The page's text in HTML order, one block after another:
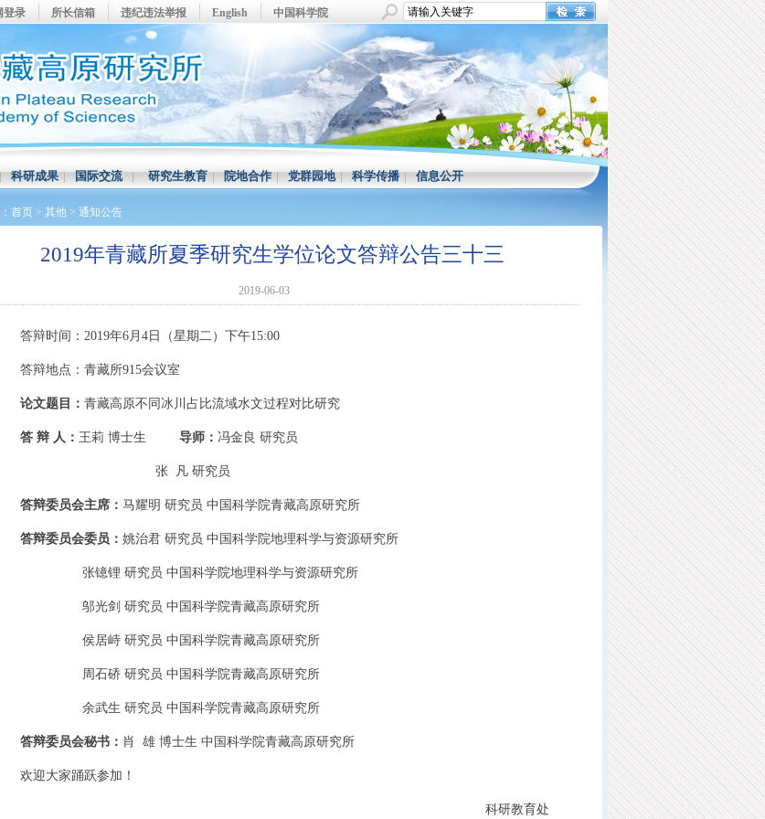
登录 所长信箱 违纪违法举报 English 中国科学院
科研成果|国际交流|研究生教育|院地合作|党群园地|科学传播|信息公开
首页 > 其他 > 通知公告
2019年青藏所夏季研究生学位论文答辩公告三十三
2019-06-03
答辩时间：2019年6月4日（星期二）下午15:00
答辩地点：青藏所915会议室
论文题目： 青藏高原不同冰川占比流域水文过程对比研究
答 辩 人： 王莉 博士生 导师： 冯金良 研究员
张 凡 研究员
答辩委员会主席： 马耀明 研究员 中国科学院青藏高原研究所
答辩委员会委员： 姚治君 研究员 中国科学院地理科学与资源研究所
张镱锂 研究员 中国科学院地理科学与资源研究所
邬光剑 研究员 中国科学院青藏高原研究所
侯居峙 研究员 中国科学院青藏高原研究所
周石硚 研究员 中国科学院青藏高原研究所
余武生 研究员 中国科学院青藏高原研究所
答辩委员会秘书： 肖 雄 博士生 中国科学院青藏高原研究所
欢迎大家踊跃参加！
科研教育处